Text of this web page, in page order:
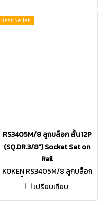
Best Seller
RS3405M/8 ลูกบล็อก สั้น 12P
(SQ.DR.3/8") Socket Set on
Rail
KOKEN RS3405M/8 ลูกบล็อก
สั้น 12P SQ.DR.3/8"
เปรียบเทียบ